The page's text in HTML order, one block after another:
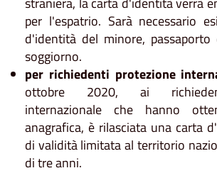
per l'espatrio. Sarà necessario
d'identità del minore,
soggiorno.
per richiedenti protezione
ottobre 2020, ai
internazionale che hanno
anagrafica, è rilasciata una carta
di validità limitata al territorio
di tre anni.